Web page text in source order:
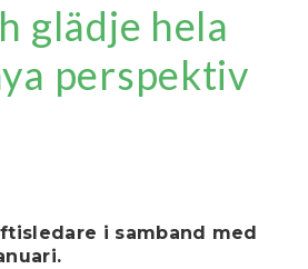
glädje hela
perspektiv
i samband med